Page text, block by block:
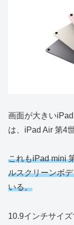
画面が大きい
は、iPad Air 第4
これもiPad mini
ルスクリーンボ
いる。
10.9インチサイ